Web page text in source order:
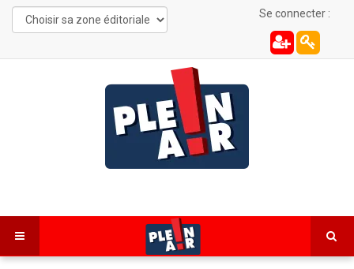
Se connecter :